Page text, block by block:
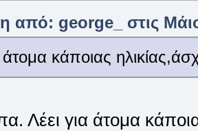
από: george_ στις
άτομα κάποιας
Λέει για άτομα